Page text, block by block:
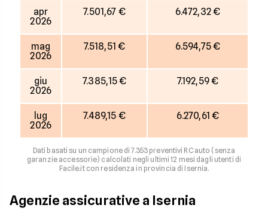
apr
2026
7.501,67 € 6.472,32 €
mag
2026
7.518,51 € 6.594,75 €
giu
2026
7.385,15 € 7.192,59 €
lug
2026
7.489,15 € 6.270,61 €
Dati basati su un campione di 7.353 preventivi RC auto (senza
garanzie accessorie) calcolati negli ultimi 12 mesi dagli utenti di
Facile.it con residenza in provincia di Isernia.
Agenzie assicurative a Isernia